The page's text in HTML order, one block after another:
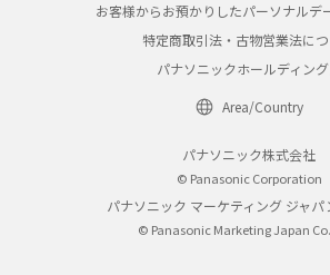
お客様からお預かりしたパーソナルデ
特定商取引法・古物営業法に
パナソニックホールディング
Area/Country
パナソニック株式会社
© Panasonic Corporation
パナソニック マーケティング ジャ
© Panasonic Marketing Japan